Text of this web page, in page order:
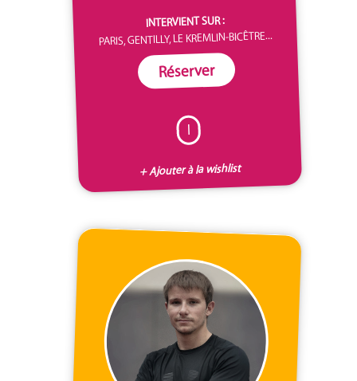
INTERVIENT SUR :
PARIS, GENTILLY, LE KREMLIN-BICÊTRE...
Réserver
I
+ Ajouter à la wishlist